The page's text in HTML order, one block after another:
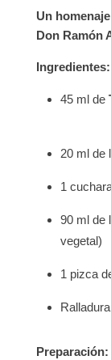
Un
Don Ramón
Ingredientes:
45 ml de
20 ml de
1
90 ml de
vegetal)
1 pizca
Preparación: